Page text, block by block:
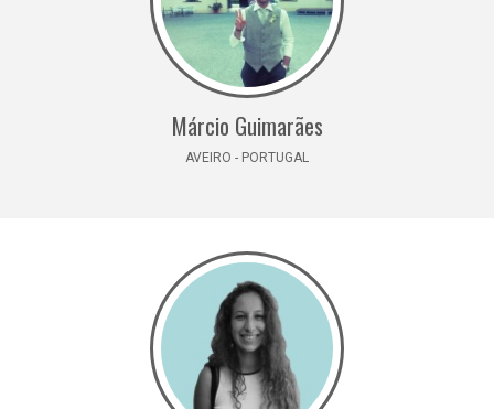
Márcio Guimarães
AVEIRO - PORTUGAL